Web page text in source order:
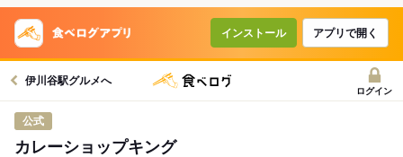
インストール アプリで開く
伊川谷駅グルメへ
ログイン
公式
カレーショップキング